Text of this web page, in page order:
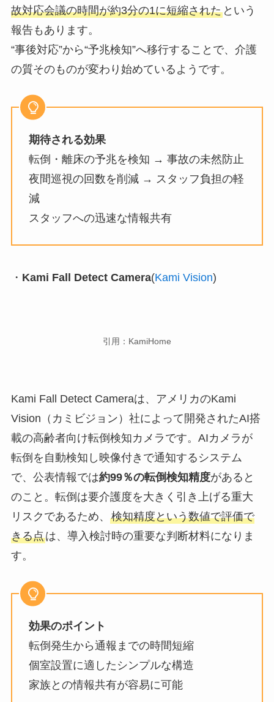
故対応会議の時間が約3分の1に短縮されたという
報告もあります。
“事後対応”から“予兆検知”へ移行することで、介護
の質そのものが変わり始めているようです。
期待される効果
転倒・離床の予兆を検知 → 事故の未然防止
夜間巡視の回数を削減 → スタッフ負担の軽
減
スタッフへの迅速な情報共有
・ Kami Fall Detect Camera(Kami Vision)
引用：KamiHome
Kami Fall Detect Cameraは、アメリカのKami
Vision（カミビジョン）社によって開発されたAI搭
載の高齢者向け転倒検知カメラです。AIカメラが
転倒を自動検知し映像付きで通知するシステム
で、公表情報では約99％の転倒検知精度があると
のこと。転倒は要介護度を大きく引き上げる重大
リスクであるため、 検知精度という数値で評価で
きる点は、導入検討時の重要な判断材料になりま
す。
効果のポイント
転倒発生から通報までの時間短縮
個室設置に適したシンプルな構造
家族との情報共有が容易に可能